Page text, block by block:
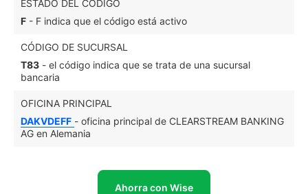
ESTADO DEL CÓDIGO
F - F indica que el código está activo
CÓDIGO DE SUCURSAL
T83 - el código indica que se trata de una sucursal
bancaria
OFICINA PRINCIPAL
DAKVDEFF - oficina principal de CLEARSTREAM BANKING
AG en Alemania
Ahorra con Wise